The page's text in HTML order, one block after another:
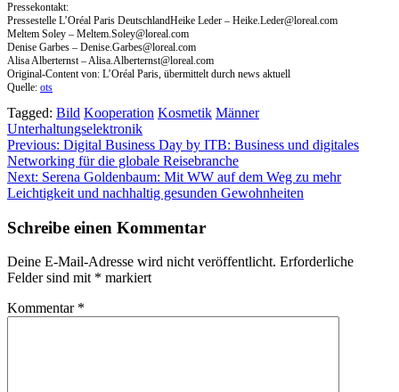
Pressekontakt:
Pressestelle L’Oréal Paris DeutschlandHeike Leder – Heike.Leder@loreal.com
Meltem Soley – Meltem.Soley@loreal.com
Denise Garbes – Denise.Garbes@loreal.com
Alisa Alberternst –Alisa.Alberternst@loreal.com
Original-Content von: L’Oréal Paris, übermittelt durch news aktuell
Quelle: ots
Tagged: Bild Kooperation Kosmetik Männer
Unterhaltungselektronik
Beitragsnavigation
Previous: Digital Business Day by ITB: Business und digitales
Networking für die globale Reisebranche
Next: Serena Goldenbaum: Mit WW auf dem Weg zu mehr
Leichtigkeit und nachhaltig gesunden Gewohnheiten
Schreibe einen Kommentar
Deine E-Mail-Adresse wird nicht veröffentlicht. Erforderliche
Felder sind mit * markiert
Kommentar *